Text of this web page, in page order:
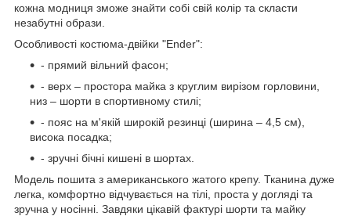
кожна модниця зможе знайти собі свій колір та скласти
незабутні образи.
Особливості костюма-двійки "Ender":
- прямий вільний фасон;
- верх – простора майка з круглим вирізом горловини,
низ – шорти в спортивному стилі;
- пояс на м'якій широкій резинці (ширина – 4,5 см),
висока посадка;
- зручні бічні кишені в шортах.
Модель пошита з американського жатого крепу. Тканина дуже
легка, комфортно відчувається на тілі, проста у догляді та
зручна у носінні. Завдяки цікавій фактурі шорти та майку